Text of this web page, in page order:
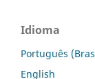
Idioma
Português
English